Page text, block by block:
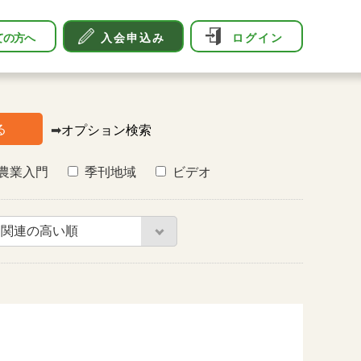
の方へ 入会申込み ログイン
➡オプション検索
業入門 季刊地域 ビデオ